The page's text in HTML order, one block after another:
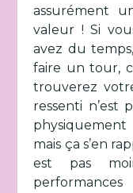
assurément
valeur ! Si
avez du
faire un tour,
trouverez
ressenti n’est
mais ça s’en
est pas